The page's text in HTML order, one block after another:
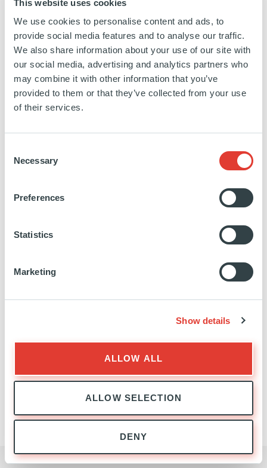
This website uses cookies
We use cookies to personalise content and ads, to
provide social media features and to analyse our traffic.
We also share information about your use of our site with
our social media, advertising and analytics partners who
may combine it with other information that you’ve
provided to them or that they’ve collected from your use
of their services.
Selection
Necessary
Preferences
Statistics
Marketing
Show details
ALLOW ALL
ALLOW SELECTION
DENY
Avec les témoignages de Sébastien Bossard,
CEO de Kersia et d'Isabelle Demoment,
Directrice Affaires réglementaires et RSE.
PARTAGER SUR
nouvelle frontière de la